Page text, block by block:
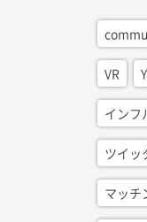
VR
インフ
ツイッ
マッチ